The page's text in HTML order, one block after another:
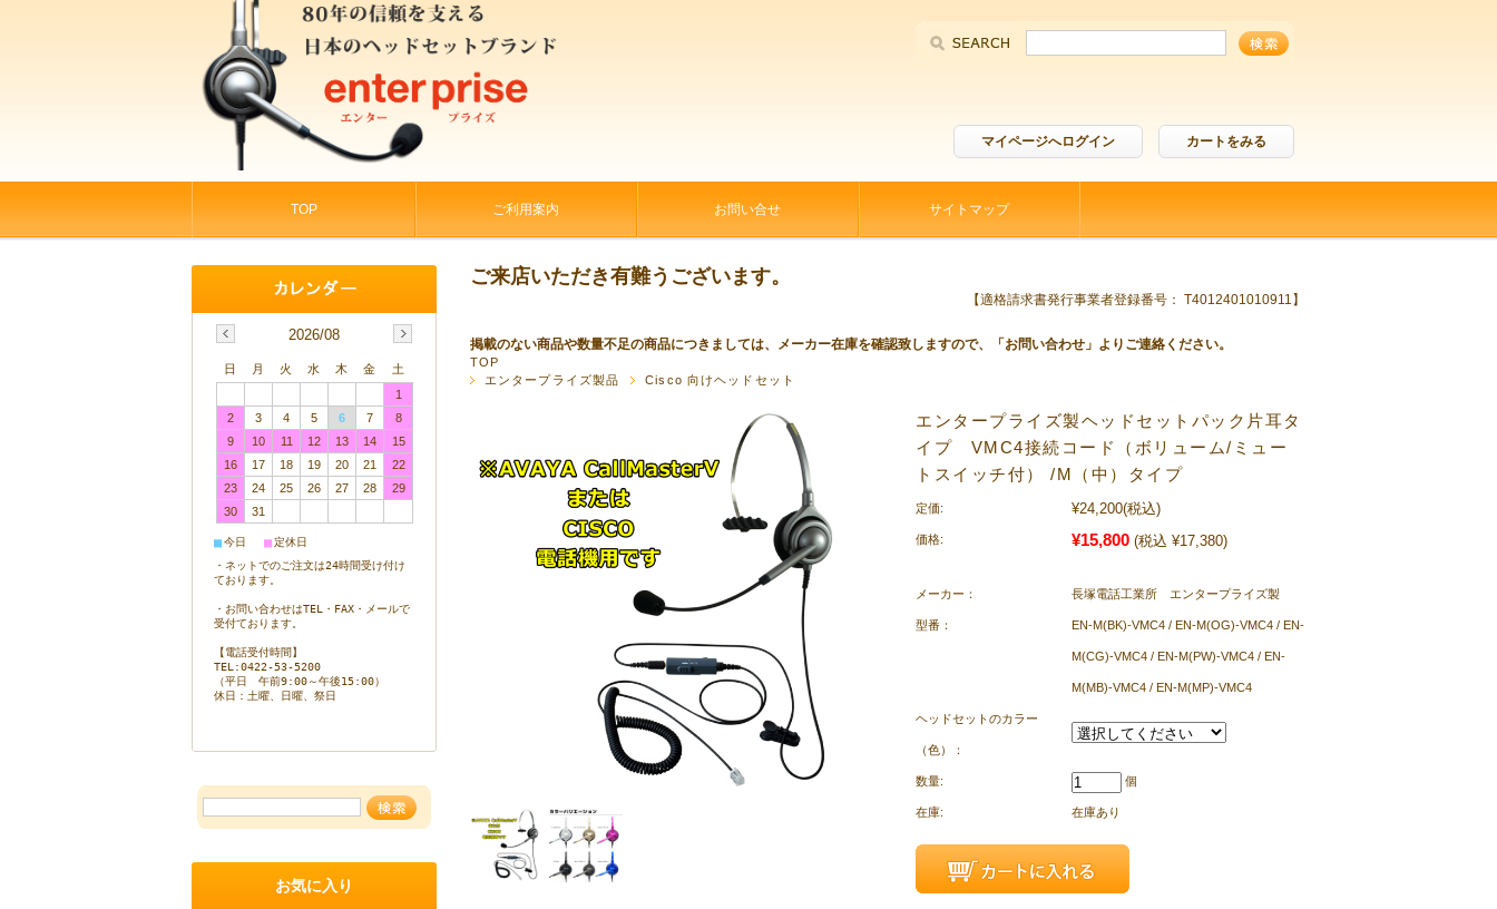
マイページへログイン カートをみる
TOP ご利用案内 お問い合せ サイトマップ
ご来店いただき有難うございます。
【適格請求書発行事業者登録番号： T4012401010911】
掲載のない商品や数量不足の商品につきましては、メーカー在庫を確認致しますので、「お問い合わせ」よりご連絡ください。
TOP
エンタープライズ製品
Cisco 向けヘッドセット
エンタープライズ製ヘッドセットパック片耳タ
イプ VMC4接続コード（ボリューム/ミュー
トスイッチ付） /M（中）タイプ
定価: ¥24,200(税込)
価格: ¥15,800 (税込 ¥17,380)
メーカー： 長塚電話工業所 エンタープライズ製
型番： EN-M(BK)-VMC4 / EN-M(OG)-VMC4 / EN-
M(CG)-VMC4 / EN-M(PW)-VMC4 / EN-
M(MB)-VMC4 / EN-M(MP)-VMC4
ヘッドセットのカラー
（色）：
数量: 個
在庫: 在庫あり
2026/08
日 月 火 水 木 金
土
1
2
3 4 5 6 7
8
9
10 11 12 13 14
15
16
17 18 19 20 21
22
23
24 25 26 27 28
29
30
31
■今日 ■定休日
・ネットでのご注文は24時間受け付け
ております。
・お問い合わせはTEL・FAX・メールで
受付ております。
【電話受付時間】
TEL:0422-53-5200
（平日 午前9:00～午後15:00）
休日： 土曜、日曜、祭日
お気に入り